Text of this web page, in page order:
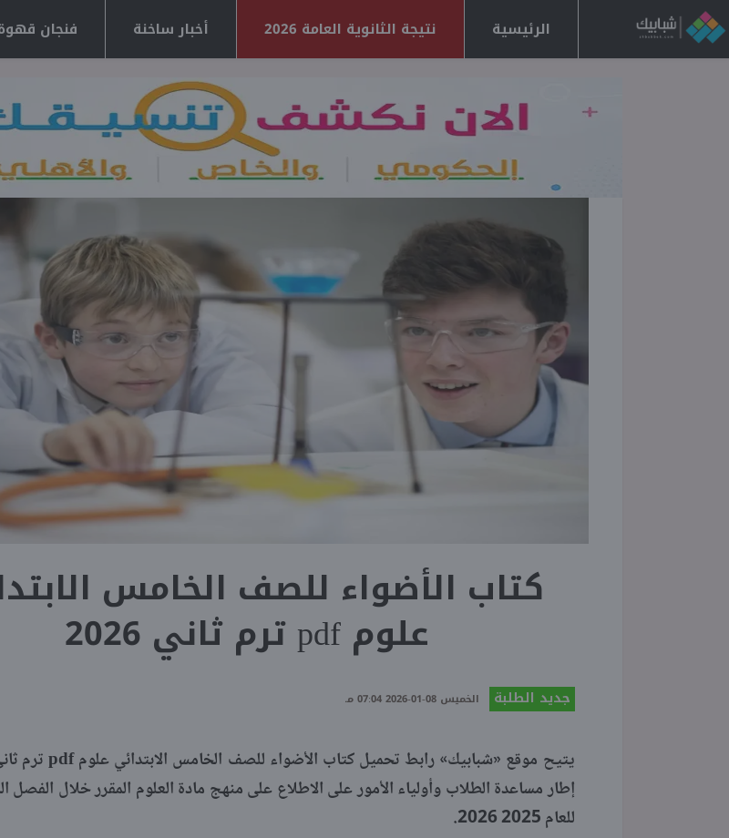
الرئيسية نتيجة الثانوية العامة 2026 أخبار ساخنة فنجان
كتاب الأضواء للصف الخامس
علوم pdf ترم ثاني 2026
جديد الطلبة الخميس 08-01-2026 07:04 مـ
إطار مساعدة الطلاب وأولياء الأمور على الاطلاع على منهج مادة العلوم المقرر خلال الفصل
للعام 2025 2026.